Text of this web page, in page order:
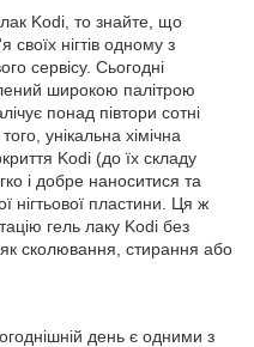
Kodi, то знайте, що
своїх нігтів одному з
сервісу. Сьогодні
широкою палітрою
понад півтори сотні
унікальна хімічна
Kodi (до їх складу
і добре наноситися та
нігтьової пластини. Ця ж
гель лаку Kodi без
сколювання, стирання або
день є одними з